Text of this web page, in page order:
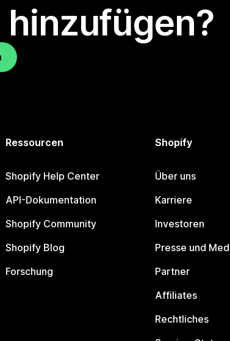
Ressourcen
Shopify Help Center
API-Dokumentation
Shopify Community
Shopify Blog
Forschung
Shopify
Über uns
Karriere
Investoren
Presse und
Partner
Affiliates
Rechtliches